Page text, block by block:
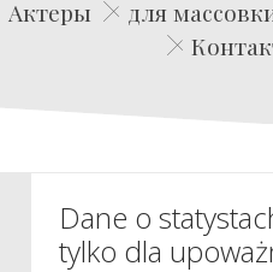
Актеры для
Dane o
tylko dla